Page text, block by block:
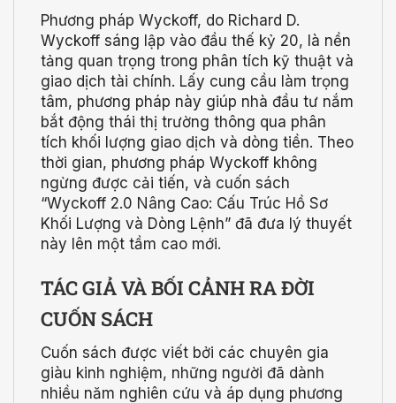
Phương pháp Wyckoff, do Richard D.
Wyckoff sáng lập vào đầu thế kỷ 20, là nền
tảng quan trọng trong phân tích kỹ thuật và
giao dịch tài chính. Lấy cung cầu làm trọng
tâm, phương pháp này giúp nhà đầu tư nắm
bắt động thái thị trường thông qua phân
tích khối lượng giao dịch và dòng tiền. Theo
thời gian, phương pháp Wyckoff không
ngừng được cải tiến, và cuốn sách
“Wyckoff 2.0 Nâng Cao: Cấu Trúc Hồ Sơ
Khối Lượng và Dòng Lệnh” đã đưa lý thuyết
này lên một tầm cao mới.
TÁC GIẢ VÀ BỐI CẢNH RA ĐỜI
CUỐN SÁCH
Cuốn sách được viết bởi các chuyên gia
giàu kinh nghiệm, những người đã dành
nhiều năm nghiên cứu và áp dụng phương